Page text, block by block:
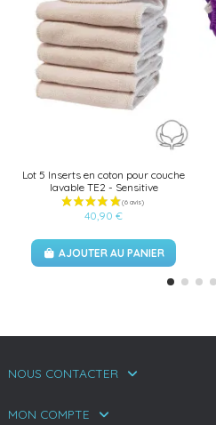
Lot 5 Inserts en coton pour couche
lavable TE2 - Sensitive
40,90 €
AJOUTER AU PANIER
NOUS CONTACTER
MON COMPTE